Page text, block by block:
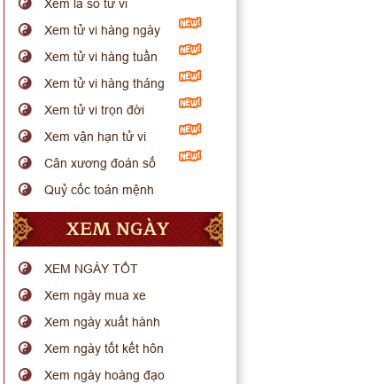
Xem lá số tử vi
Xem tử vi hàng ngày
Xem tử vi hàng tuần
Xem tử vi hàng tháng
Xem tử vi trọn đời
Xem vận hạn tử vi
Cân xương đoán số
Quỷ cốc toán mệnh
XEM NGÀY
XEM NGÀY TỐT
Xem ngày mua xe
Xem ngày xuất hành
Xem ngày tốt kết hôn
Xem ngày hoàng đạo